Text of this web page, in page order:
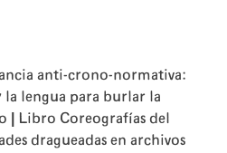
anti-crono-normativa:
lengua para burlar la
Libro Coreografías del
dragueadas en archivos